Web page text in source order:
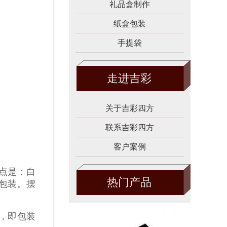
是：白
装。摆
即包装
礼品盒制作
纸盒包装
手提袋
走进吉彩
关于吉彩四方
联系吉彩四方
客户案例
热门产品